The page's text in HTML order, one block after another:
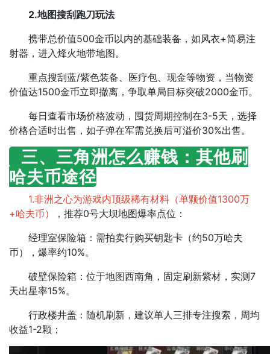
2.地图搜刮跑刀玩法​
携带总价值500金币以内的基础装备，如风衣+简易注
射器，进入烽火地带地图。
重点搜刮蓝/紫色装备、医疗包、现金等物资，当物资
价值达1500金币立即撤离，争取单局目标突破2000金币。
每日查看市场价格波动，囤货周期控制在3-5天，选择
价格合适时出售，如子弹在军需兑换后可溢价30%出售。
三、三角洲怎么赚钱：其他刷
哈夫币途径
1.非洲之心为游戏内顶级稀有材料（单颗价值1300万
+哈夫币）
，推荐0号大坝地图​爆率点位：​
​​经理室保险箱​​：需拍卖行购买钥匙卡（约50万哈夫
币），爆率约10%。
破壁保险箱​​：位于地图西南角，固定刷新紫材，实测7
天出星率15%。
​​行政楼井盖​​：随机刷新，建议单人三排专注搜索，周均
收益1-2颗；